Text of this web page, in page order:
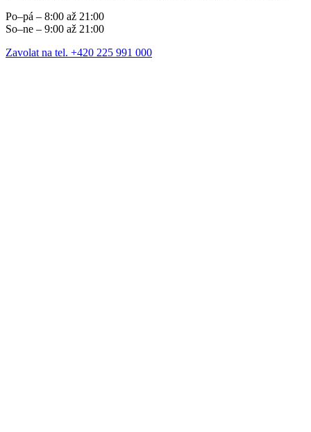
Po–pá – 8:00 až 21:00
So–ne – 9:00 až 21:00
Zavolat na tel. +420 225 991 000